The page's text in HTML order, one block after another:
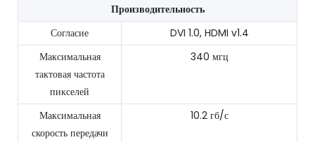
Производительность
Согласие
DVI 1.0, HDMI v1.4
Максимальная
тактовая частота
пикселей
340 мгц
Максимальная
скорость передачи
10.2 гб/с